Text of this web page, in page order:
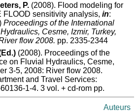
P. (2008). Flood modeling for
FLOOD sensitivity analysis, in:
Proceedings of the International
Cesme, Izmir, Turkey,
flow 2008. pp. 2335-2344
(2008). Proceedings of the
on Fluvial Hydraulics, Cesme,
3-5, 2008: River flow 2008.
and Travel Services:
1-4. 3 vol. + cd-rom pp.
Auteurs